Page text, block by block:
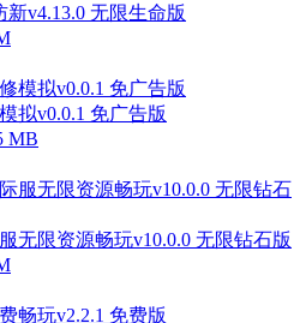
v4.13.0 无限生命版
拟v0.0.1 免广告版
MB
无限资源畅玩v10.0.0 无限钻石版